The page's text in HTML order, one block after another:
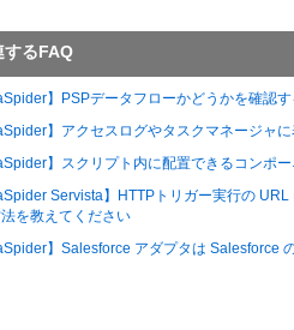
するFAQ
】PSPデータフローかどうかを確認
】アクセスログやタスクマネージャ
】スクリプト内に配置できるコンポ
Servista】HTTPトリガー実行の
を教えてください
】Salesforce アダプタは Salesforce